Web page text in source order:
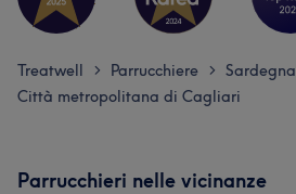
Treatwell > Parrucchiere > Sardegna
Città metropolitana di Cagliari
Parrucchieri nelle vicinanze